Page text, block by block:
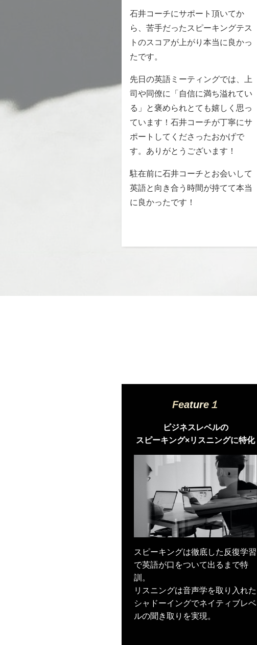
石井コーチにサポート頂いてか
ら、苦手だったスピーキングテス
トのスコアが上がり本当に良かっ
たです。
先日の英語ミーティングでは、上
司や同僚に「自信に満ち溢れてい
る」と褒められとても嬉しく思っ
ています！石井コーチが丁寧にサ
ポートしてくださったおかげで
す。ありがとうございます！
駐在前に石井コーチとお会いして
英語と向き合う時間が持てて本当
に良かったです！
Feature１
ビジネスレベルの
スピーキング×リスニングに特化
スピーキングは徹底した反復学習
で英語が口をついて出るまで特
訓。
リスニングは音声学を取り入れた
シャドーイングでネイティブレベ
ルの聞き取りを実現。